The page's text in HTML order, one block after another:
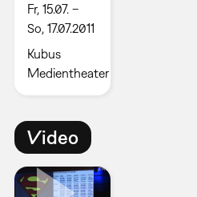
Fr, 15.07. –
So, 17.07.2011
Kubus
Medientheater
Video